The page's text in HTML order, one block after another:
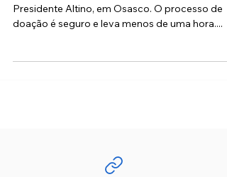
sábados; saiba como doar
Na região, a Pró-Sangue tem posto de coleta
doação é seguro e leva menos de uma hora....